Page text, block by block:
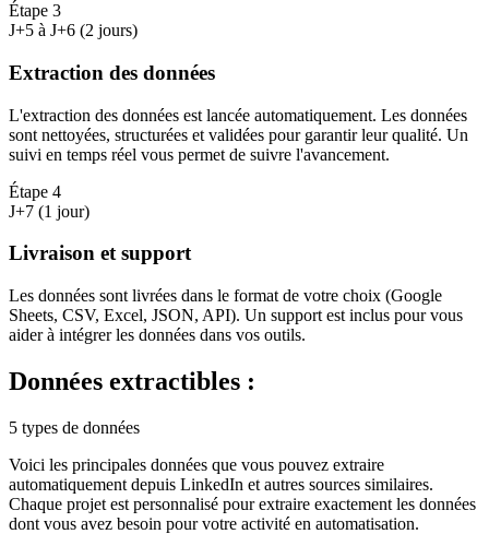
Étape 3
J+5 à J+6 (2 jours)
Extraction des données
L'extraction des données est lancée automatiquement. Les données
sont nettoyées, structurées et validées pour garantir leur qualité. Un
suivi en temps réel vous permet de suivre l'avancement.
Étape 4
J+7 (1 jour)
Livraison et support
Les données sont livrées dans le format de votre choix (Google
Sheets, CSV, Excel, JSON, API). Un support est inclus pour vous
aider à intégrer les données dans vos outils.
Données extractibles :
5 types de données
Voici les principales données que vous pouvez extraire
automatiquement depuis LinkedIn et autres sources similaires.
Chaque projet est personnalisé pour extraire exactement les données
dont vous avez besoin pour votre activité en automatisation.